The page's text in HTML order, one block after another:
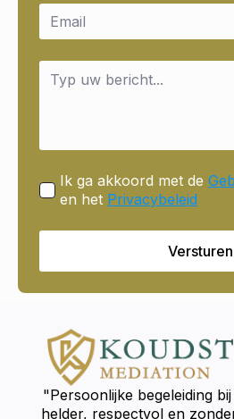
Email
Message
Ik ga akkoord met de
en het Privacybeleid
Versturen
"Persoonlijke begeleiding
helder, respectvol en